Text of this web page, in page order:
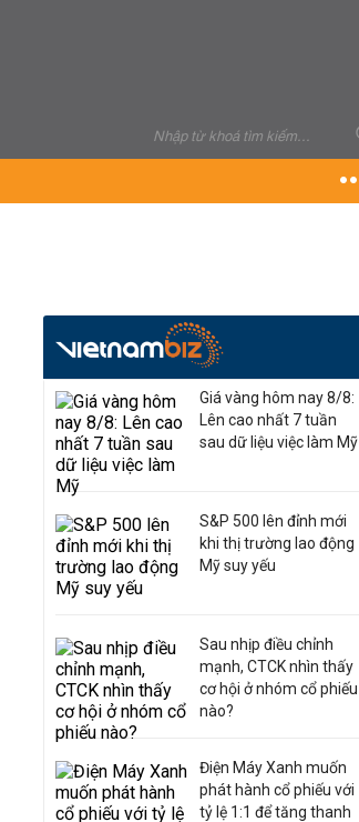
Giá vàng hôm nay 8/8:
Lên cao nhất 7 tuần
sau dữ liệu việc làm Mỹ
S&P 500 lên đỉnh mới
khi thị trường lao động
Mỹ suy yếu
Sau nhịp điều chỉnh
mạnh, CTCK nhìn thấy
cơ hội ở nhóm cổ phiếu
nào?
Điện Máy Xanh muốn
phát hành cổ phiếu với
tỷ lệ 1:1 để tăng thanh